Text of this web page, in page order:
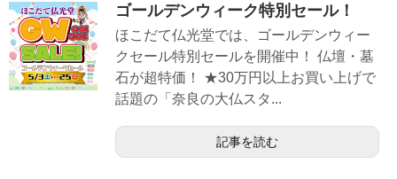
ゴールデンウィーク特別セール！
ほこだて仏光堂では、ゴールデンウィー
クセール特別セールを開催中！ 仏壇・墓
石が超特価！ ★30万円以上お買い上げで
話題の「奈良の大仏スタ...
記事を読む